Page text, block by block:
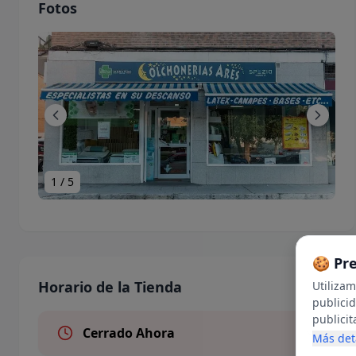
🍪
en
Más
Fotos
1 / 5
Horario de la Tienda
Cerrado Ahora